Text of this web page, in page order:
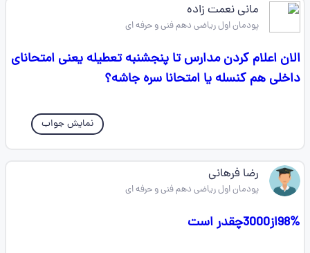
مانی نعمت زاده
پودمان اول ریاضی دهم فنی و حرفه ای
الان اعلام کردن مدارس تا پنجشنبه تعطیله یعنی امتحانای
داخلی هم کنسله یا امتحانا سره جاشه؟
نمایش جواب
رضا فرهانی
پودمان اول ریاضی دهم فنی و حرفه ای
98%از3000چقدر است